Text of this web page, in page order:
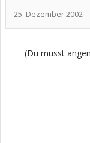
25. Dezember 2002
(Du musst